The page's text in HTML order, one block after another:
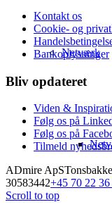
Netværk
Kontakt os
Cookie- og
Bankoplysninger
Bliv opdateret
Viden &
Følg os på
Følg os på
Tilmeld
ADmire ApS
30583442+45 70 22 36
Scroll to top